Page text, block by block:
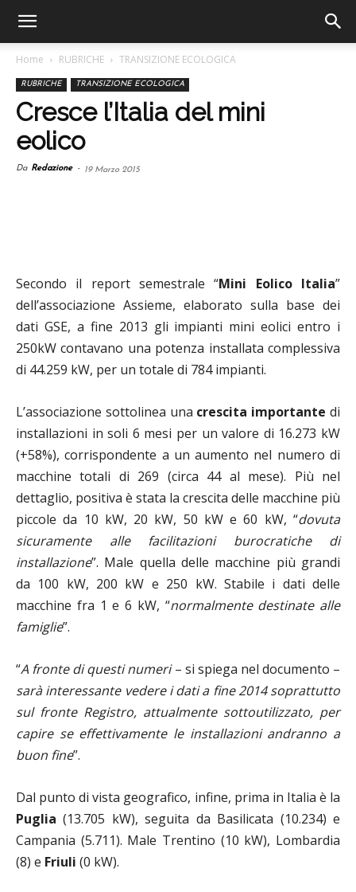
Home RUBRICHE TRANSIZIONE ECOLOGICA
RUBRICHE TRANSIZIONE ECOLOGICA
Cresce l’Italia del mini
eolico
Da Redazione - 19 Marzo 2015
Secondo il report semestrale “Mini Eolico Italia”
dell’associazione Assieme, elaborato sulla base dei
dati GSE, a fine 2013 gli impianti mini eolici entro i
250kW contavano una potenza installata complessiva
di 44.259 kW, per un totale di 784 impianti.
L’associazione sottolinea una crescita importante di
installazioni in soli 6 mesi per un valore di 16.273 kW
(+58%), corrispondente a un aumento nel numero di
macchine totali di 269 (circa 44 al mese). Più nel
dettaglio, positiva è stata la crescita delle macchine più
piccole da 10 kW, 20 kW, 50 kW e 60 kW, “dovuta
sicuramente alle facilitazioni burocratiche di
installazione”. Male quella delle macchine più grandi
da 100 kW, 200 kW e 250 kW. Stabile i dati delle
macchine fra 1 e 6 kW, “normalmente destinate alle
famiglie”.
“A fronte di questi numeri– si spiega nel documento –
sarà interessante vedere i dati a fine 2014 soprattutto
sul fronte Registro, attualmente sottoutilizzato, per
capire se effettivamente le installazioni andranno a
buon fine”.
Dal punto di vista geografico, infine, prima in Italia è la
Puglia (13.705 kW), seguita da Basilicata (10.234) e
Campania (5.711). Male Trentino (10 kW), Lombardia
(8) e Friuli (0 kW).